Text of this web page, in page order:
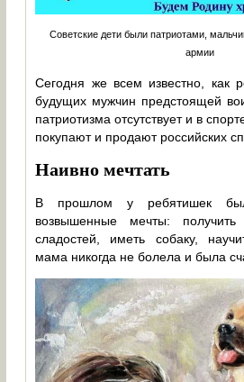
Советские дети были патриотами,
армии
Сегодня же всем известно, как
будущих мужчин предстоящей
патриотизма отсутствует и в
покупают и продают российских
Наивно мечтать
В прошлом у ребятишек
возвышенные мечты: получить
сладостей, иметь собаку,
мама никогда не болела и была